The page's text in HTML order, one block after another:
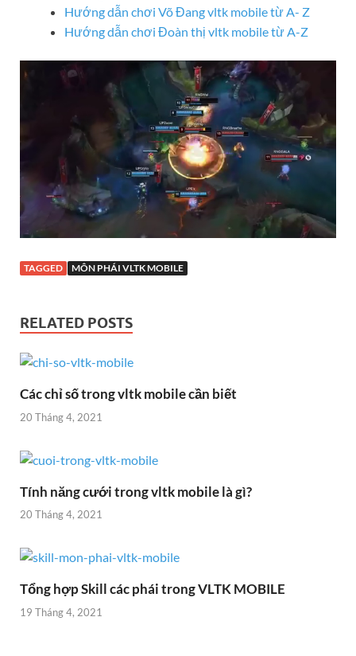
Hướng dẫn chơi Võ Đang vltk mobile từ A- Z
Hướng dẫn chơi Đoàn thị vltk mobile từ A-Z
TAGGED MÔN PHÁI VLTK MOBILE
RELATED POSTS
Các chỉ số trong vltk mobile cần biết
20 Tháng 4, 2021
Tính năng cưới trong vltk mobile là gì?
20 Tháng 4, 2021
Tổng hợp Skill các phái trong VLTK MOBILE
19 Tháng 4, 2021